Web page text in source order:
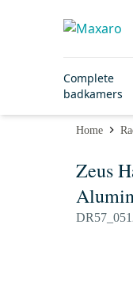
Complete
badkamers
Home
Zeus